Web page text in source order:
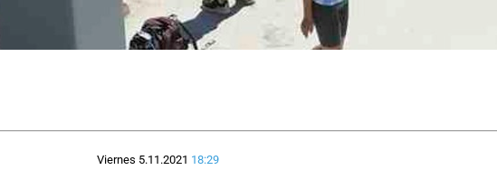
Viernes 5.11.2021 18:29